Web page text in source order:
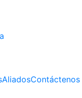
AliadosContáctenos